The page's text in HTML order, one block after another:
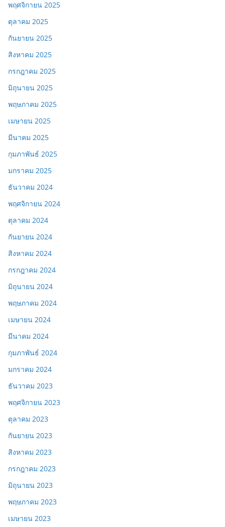
พฤศจิกายน 2025
ตุลาคม 2025
กันยายน 2025
สิงหาคม 2025
กรกฎาคม 2025
มิถุนายน 2025
พฤษภาคม 2025
เมษายน 2025
มีนาคม 2025
กุมภาพันธ์ 2025
มกราคม 2025
ธันวาคม 2024
พฤศจิกายน 2024
ตุลาคม 2024
กันยายน 2024
สิงหาคม 2024
กรกฎาคม 2024
มิถุนายน 2024
พฤษภาคม 2024
เมษายน 2024
มีนาคม 2024
กุมภาพันธ์ 2024
มกราคม 2024
ธันวาคม 2023
พฤศจิกายน 2023
ตุลาคม 2023
กันยายน 2023
สิงหาคม 2023
กรกฎาคม 2023
มิถุนายน 2023
พฤษภาคม 2023
เมษายน 2023